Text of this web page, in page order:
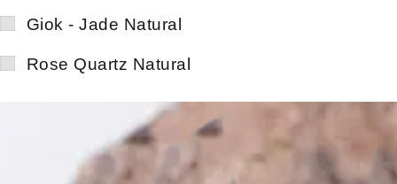
Giok - Jade Natural
Rose Quartz Natural